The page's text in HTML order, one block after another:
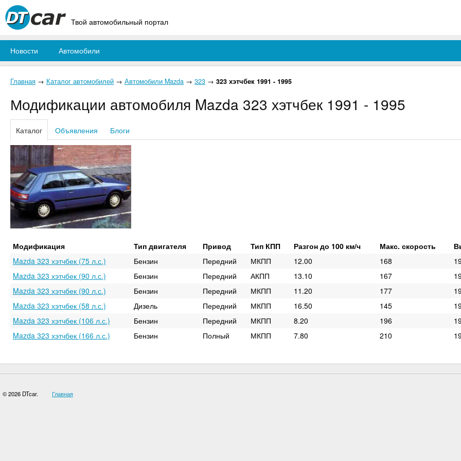
Твой автомобильный портал
Новости Автомобили
Главная → Каталог автомобилей → Автомобили Mazda → 323 → 323 хэтчбек 1991 - 1995
Модификации автомобиля Mazda 323 хэтчбек 1991 - 1995
Каталог Объявления Блоги
Модификация Тип двигателя Привод Тип КПП Разгон до 100 км/ч Макс. скорость
Mazda 323 хэтчбек (75 л.с.)
Бензин Передний МКПП 12.00 168
Mazda 323 хэтчбек (90 л.с.)
Бензин Передний АКПП 13.10 167
Mazda 323 хэтчбек (90 л.с.)
Бензин Передний МКПП 11.20 177
Mazda 323 хэтчбек (58 л.с.)
Дизель Передний МКПП 16.50 145
Mazda 323 хэтчбек (106 л.с.)
Бензин Передний МКПП 8.20 196
Mazda 323 хэтчбек (166 л.с.)
Бензин Полный МКПП 7.80 210
© 2026 DTcar. Главная